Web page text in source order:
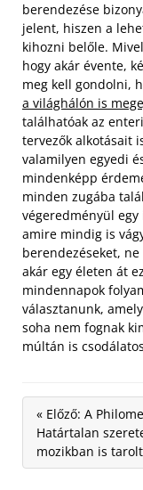
berendezése
jelent, hiszen a
kihozni belőle.
hogy akár évente,
meg kell gondolni,
a világhálón is
találhatóak az
tervezők alkotásait
valamilyen egyedi
mindenképp
minden zugába
végeredményül
amire mindig is
berendezéseket,
akár egy életen át
mindennapok
választanunk,
soha nem fognak
múltán is
« Előző: A
Határtalan
mozikban is tarolt